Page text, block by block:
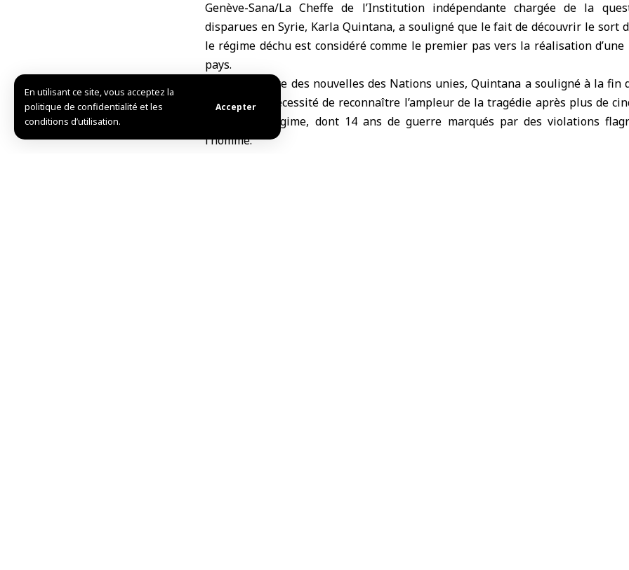
En utilisant ce site, vous acceptez la
politique de confidentialité et les
conditions d’utilisation.
Accepter
Genève-Sana/La Cheffe de l’Institution indépendante chargée de la
disparues en Syrie, Karla Quintana, a souligné que le fait de découvrir le sort
le régime déchu est considéré comme le premier pas vers la réalisation
pays.
Selon le Centre des nouvelles des Nations unies, Quintana a souligné à la
en Syrie, la nécessité de reconnaître l’ampleur de la tragédie après plus de
de l’ancien régime, dont 14 ans de guerre marqués par des violations
l’homme.